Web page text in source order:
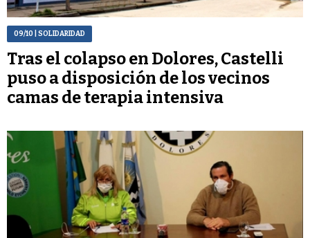
09/10 | SOLIDARIDAD
Tras el colapso en Dolores, Castelli
puso a disposición de los vecinos
camas de terapia intensiva